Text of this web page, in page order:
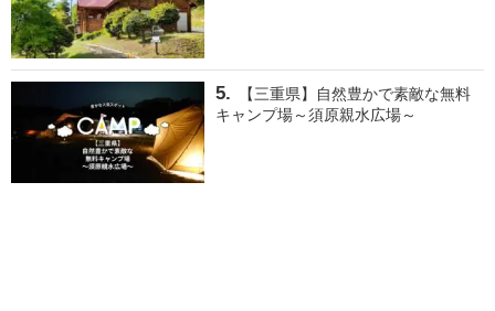
【三重県】自然豊かで素敵な無料
キャンプ場～須原親水広場～